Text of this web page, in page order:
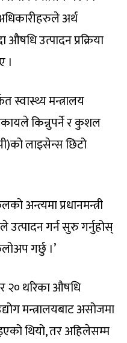
अर्थ
उत्पादन प्रक्रिया
।
स्वास्थ्य मन्त्रालय
किन्नुपर्ने र कुशल
लाइसेन्स छिटो
अन्त्यमा प्रधानमन्त्री
उत्पादन गर्न सुरु गर्नुहोस्
गर्छु ।’
२० थरिका औषधि
मन्त्रालयबाट असोजमा
थियो, तर अहिलेसम्म